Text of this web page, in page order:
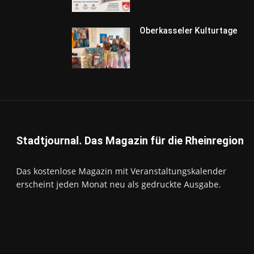
Oberkasseler Kulturtage
Stadtjournal. Das Magazin für die Rheinregion
Das kostenlose Magazin mit Veranstaltungskalender
erscheint jeden Monat neu als gedruckte Ausgabe.